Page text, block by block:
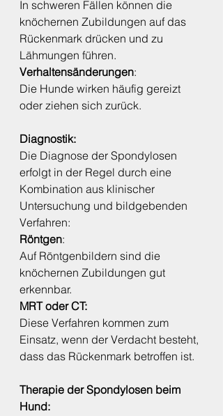
In schweren Fällen können die
knöchernen Zubildungen auf das
Rückenmark drücken und zu
Lähmungen führen.
Verhaltensänderungen:
Die Hunde wirken häufig gereizt
oder ziehen sich zurück.
Diagnostik:
Die Diagnose der Spondylosen
erfolgt in der Regel durch eine
Kombination aus klinischer
Untersuchung und bildgebenden
Verfahren:
Röntgen:
Auf Röntgenbildern sind die
knöchernen Zubildungen gut
erkennbar.
MRT oder CT:
Diese Verfahren kommen zum
Einsatz, wenn der Verdacht besteht,
dass das Rückenmark betroffen ist.
Therapie der Spondylosen beim
Hund: